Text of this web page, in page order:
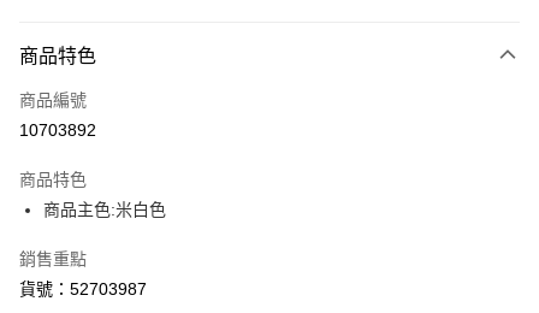
信用卡一次付款
LINE Pay
街口支付
悠遊付
Google Pay
商品特色
商品編號
10703892
商品特色
商品主色:米白色
銷售重點
貨號：52703987